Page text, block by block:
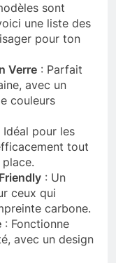
sont
une liste des
pour ton
Verre : Parfait
avec un
couleurs
Idéal pour les
tout
: Un
ceux qui
carbone.
: Fonctionne
avec un design